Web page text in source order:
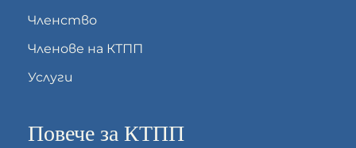
Членство
Членове на КТПП
Услуги
Повече за КТПП